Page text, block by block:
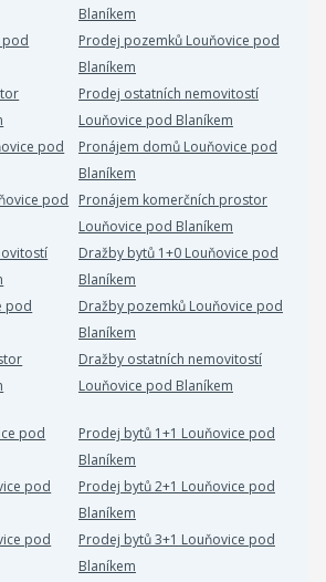
Blaníkem
pod
Prodej pozemků Louňovice pod
Blaníkem
Prodej ostatních nemovitostí
Louňovice pod Blaníkem
pod
Pronájem domů Louňovice pod
Blaníkem
pod
Pronájem komerčních prostor
Louňovice pod Blaníkem
Dražby bytů 1+0 Louňovice pod
Blaníkem
pod
Dražby pozemků Louňovice pod
Blaníkem
Dražby ostatních nemovitostí
Louňovice pod Blaníkem
pod
Prodej bytů 1+1 Louňovice pod
Blaníkem
pod
Prodej bytů 2+1 Louňovice pod
Blaníkem
pod
Prodej bytů 3+1 Louňovice pod
Blaníkem